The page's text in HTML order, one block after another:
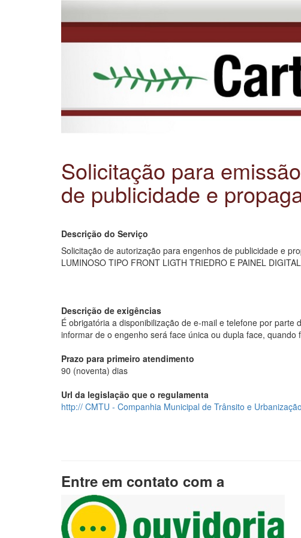
Solicitação para
de publicidade e
Descrição do Serviço
Solicitação de autorização para engenhos de publicidade e
LUMINOSO TIPO FRONT LIGTH TRIEDRO E PAINEL
Descrição de exigências
É obrigatória a disponibilização de e-mail e telefone por
informar de o engenho será face única ou dupla face, quando
Prazo para primeiro atendimento
90 (noventa) dias
Url da legislação que o regulamenta
http:// CMTU - Companhia Municipal de Trânsito e
Entre em contato com a